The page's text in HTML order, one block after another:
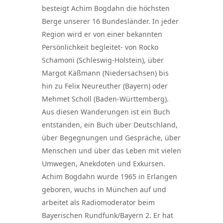
besteigt Achim Bogdahn die höchsten
Berge unserer 16 Bundesländer. In jeder
Region wird er von einer bekannten
Persönlichkeit begleitet- von Rocko
Schamoni (Schleswig-Holstein), über
Margot Käßmann (Niedersachsen) bis
hin zu Felix Neureuther (Bayern) oder
Mehmet Scholl (Baden-Württemberg).
Aus diesen Wanderungen ist ein Buch
entstanden, ein Buch über Deutschland,
über Begegnungen und Gespräche, über
Menschen und über das Leben mit vielen
Umwegen, Anekdoten und Exkursen.
Achim Bogdahn wurde 1965 in Erlangen
geboren, wuchs in München auf und
arbeitet als Radiomoderator beim
Bayerischen Rundfunk/Bayern 2. Er hat